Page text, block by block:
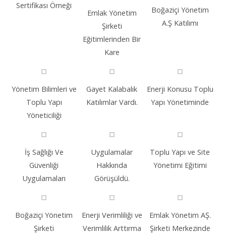
Sertifikası Örneği
Emlak Yönetim
Şirketi
Eğitimlerinden Bir
Kare
Boğaziçi Yönetim
A.Ş Katılımı
Yönetim Bilimleri ve
Toplu Yapı
Yöneticiliği
Gayet Kalabalık
Katılımlar Vardı.
Enerji Konusu Toplu
Yapı Yönetiminde
İş Sağlığı Ve
Güvenliği
Uygulamaları
Uygulamalar
Hakkında
Görüşüldü.
Toplu Yapı ve Site
Yönetimi Eğitimi
Boğaziçi Yönetim
Şirketi
Enerji Verimliliği ve
Verimlilik Arttırma
Emlak Yönetim AŞ.
Şirketi Merkezinde